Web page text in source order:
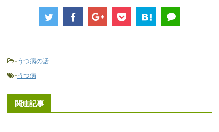
-うつ病の話
-うつ病
関連記事